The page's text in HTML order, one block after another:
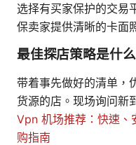
选择有买家保护的交易
保卖家提供清晰的卡面
最佳探店策略是什么
带着事先做好的清单，
货源的店。现场询问新
Vpn 机场推荐：快速、
购指南